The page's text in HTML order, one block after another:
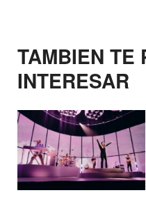
TAMBIEN TE
INTERESAR